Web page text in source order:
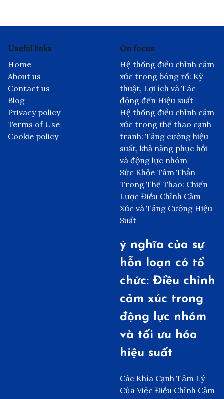
Useful links
Home
About us
Contact us
Blog
Privacy policy
Terms of Use
Cookie policy
On focus
Hệ thống điều chỉnh cảm
xúc trong bóng rổ: Kỹ
thuật, Lợi ích và Tác
động đến Hiệu suất
Hệ thống điều chỉnh cảm
xúc trong thể thao cạnh
tranh: Tăng cường hiệu
suất, khả năng phục hồi
và động lực nhóm
Sức Khỏe Tâm Thần
Trong Thể Thao: Chiến
Lược Điều Chỉnh Cảm
Xúc và Tăng Cường Hiệu
Suất
ý nghĩa của sự
hỗn loạn có tổ
chức: Điều chỉnh
cảm xúc trong
động lực nhóm
và tối ưu hóa
hiệu suất
Các Khía Cạnh Tâm Lý
Của Việc Điều Chỉnh Cảm